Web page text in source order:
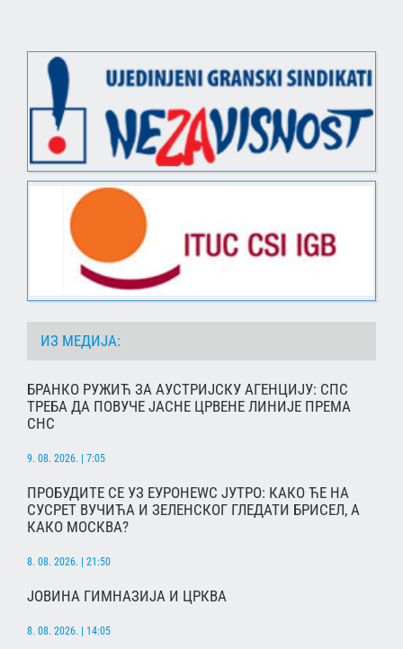
ИЗ МЕДИЈА:
БРАНКО РУЖИЋ ЗА АУСТРИЈСКУ АГЕНЦИЈУ: СПС
ТРЕБА ДА ПОВУЧЕ ЈАСНЕ ЦРВЕНЕ ЛИНИЈЕ ПРЕМА
СНС
9. 08. 2026. | 7:05
ПРОБУДИТЕ СЕ УЗ ЕУРОНЕWС ЈУТРО: КАКО ЋЕ НА
СУСРЕТ ВУЧИЋА И ЗЕЛЕНСКОГ ГЛЕДАТИ БРИСЕЛ, А
КАКО МОСКВА?
8. 08. 2026. | 21:50
ЈОВИНА ГИМНАЗИЈА И ЦРКВА
8. 08. 2026. | 14:05